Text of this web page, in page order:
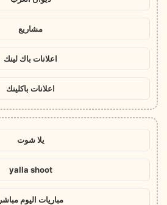
مشاريع
اعلانات باك لينك
اعلانات باكلينك
يلا شوت
yalla shoot
مباريات اليوم مباشر